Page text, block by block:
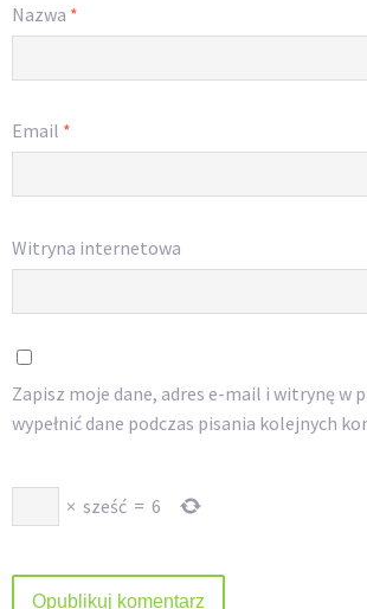
Nazwa *
Email *
Witryna internetowa
Zapisz moje dane, adres e-mail i witrynę w
wypełnić dane podczas pisania kolejnych
× sześć = 6